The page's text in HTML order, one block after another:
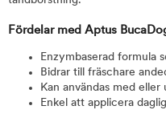
Fördelar med Aptus
Enzymbaserad formula
Bidrar till fräschare
Kan användas med eller
Enkel att applicera